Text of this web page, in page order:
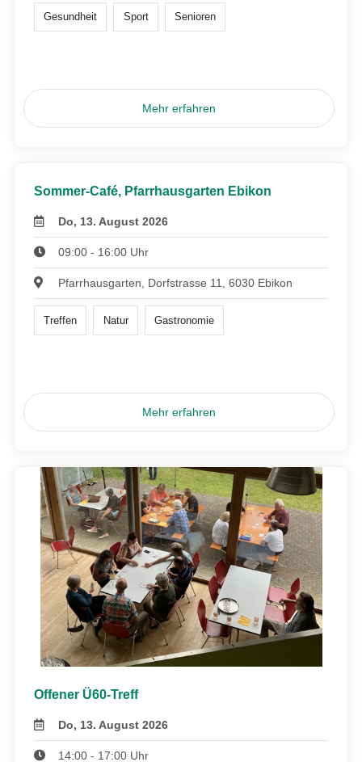
Gesundheit Sport Senioren
Mehr erfahren
Sommer-Café, Pfarrhausgarten Ebikon
Do, 13. August 2026
09:00 - 16:00 Uhr
Pfarrhausgarten, Dorfstrasse 11, 6030 Ebikon
Treffen Natur Gastronomie
Mehr erfahren
Offener Ü60-Treff
Do, 13. August 2026
14:00 - 17:00 Uhr